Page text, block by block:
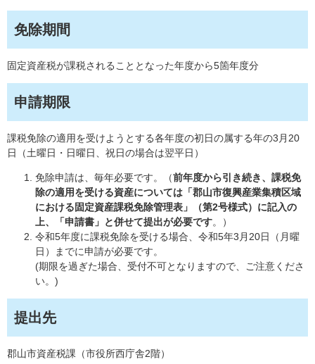
免除期間
固定資産税が課税されることとなった年度から5箇年度分
申請期限
課税免除の適用を受けようとする各年度の初日の属する年の3月20
日（土曜日・日曜日、祝日の場合は翌平日）
免除申請は、毎年必要です。（前年度から引き続き、課税免
除の適用を受ける資産については「郡山市復興産業集積区域
における固定資産課税免除管理表」（第2号様式）に記入の
上、「申請書」と併せて提出が必要です。）
令和5年度に課税免除を受ける場合、令和5年3月20日（月曜
日）までに申請が必要です。
(期限を過ぎた場合、受付不可となりますので、ご注意くださ
い。)
提出先
郡山市資産税課（市役所西庁舎2階）